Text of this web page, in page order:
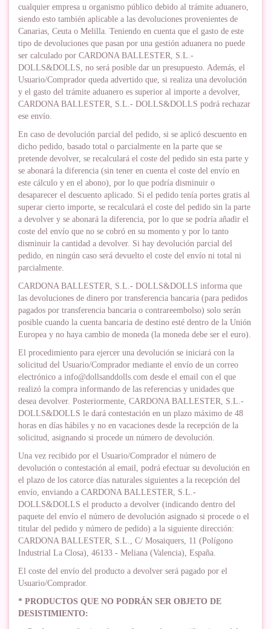
cualquier empresa u organismo público debido al trámite aduanero,
siendo esto también aplicable a las devoluciones provenientes de
Canarias, Ceuta o Melilla. Teniendo en cuenta que el gasto de este
tipo de devoluciones que pasan por una gestión aduanera no puede
ser calculado por CARDONA BALLESTER, S.L.-
DOLLS&DOLLS, no será posible dar un presupuesto. Además, el
Usuario/Comprador queda advertido que, si realiza una devolución
y el gasto del trámite aduanero es superior al importe a devolver,
CARDONA BALLESTER, S.L.- DOLLS&DOLLS podrá rechazar
ese envío.
En caso de devolución parcial del pedido, si se aplicó descuento en
dicho pedido, basado total o parcialmente en la parte que se
pretende devolver, se recalculará el coste del pedido sin esta parte y
se abonará la diferencia (sin tener en cuenta el coste del envío en
este cálculo y en el abono), por lo que podría disminuir o
desaparecer el descuento aplicado. Si el pedido tenía portes gratis al
superar cierto importe, se recalculará el coste del pedido sin la parte
a devolver y se abonará la diferencia, por lo que se podría añadir el
coste del envío que no se cobró en su momento y por lo tanto
disminuir la cantidad a devolver. Si hay devolución parcial del
pedido, en ningún caso será devuelto el coste del envío ni total ni
parcialmente.
CARDONA BALLESTER, S.L.- DOLLS&DOLLS informa que
las devoluciones de dinero por transferencia bancaria (para pedidos
pagados por transferencia bancaria o contrareembolso) solo serán
posible cuando la cuenta bancaria de destino esté dentro de la Unión
Europea y no haya cambio de moneda (la moneda debe ser el euro).
El procedimiento para ejercer una devolución se iniciará con la
solicitud del Usuario/Comprador mediante el envío de un correo
electrónico a info@dollsanddolls.com desde el email con el que
realizó la compra informando de las referencias y unidades que
desea devolver. Posteriormente, CARDONA BALLESTER, S.L.-
DOLLS&DOLLS le dará contestación en un plazo máximo de 48
horas en días hábiles y no en vacaciones desde la recepción de la
solicitud, asignando si procede un número de devolución.
Una vez recibido por el Usuario/Comprador el número de
devolución o contestación al email, podrá efectuar su devolución en
el plazo de los catorce días naturales siguientes a la recepción del
envío, enviando a CARDONA BALLESTER, S.L.-
DOLLS&DOLLS el producto a devolver (indicando dentro del
paquete del envío el número de devolución asignado si procede o el
titular del pedido y número de pedido) a la siguiente dirección:
CARDONA BALLESTER, S.L., C/ Mosaiquers, 11 (Polígono
Industrial La Closa), 46133 - Meliana (Valencia), España.
El coste del envío del producto a devolver será pagado por el
Usuario/Comprador.
* PRODUCTOS QUE NO PODRÁN SER OBJETO DE
DESISTIMIENTO: